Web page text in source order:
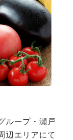
ループ・瀬戸
辺エリアにて